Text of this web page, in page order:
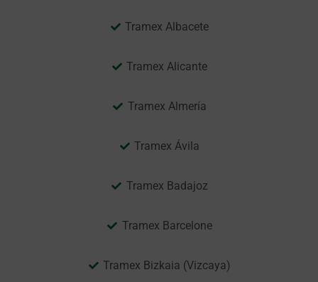
Tramex Albacete
Tramex Alicante
Tramex Almería
Tramex Ávila
Tramex Badajoz
Tramex Barcelone
Tramex Bizkaia (Vizcaya)